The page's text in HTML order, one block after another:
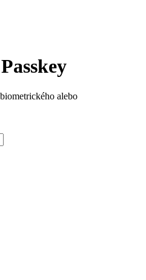
alebo